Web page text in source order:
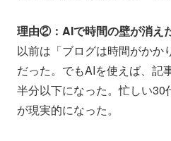
理由②：AIで時間の壁が消え
以前は「ブログは時間がかか
だった。でもAIを使えば、記
半分以下になった。忙しい30
が現実的になった。